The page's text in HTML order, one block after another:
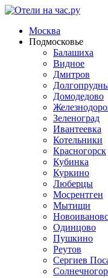
Москва
Подмосковье
Балашиха
Видное
Дмитров
Домодедово
Зеленоград
Ивантеевка
Котельники
Красногорск
Кубинка
Куркино
Люберцы
Мосрентген
Мытищи
Одинцово
Пушкино
Реутов
Сергиев